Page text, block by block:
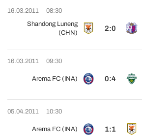
16.03.2011
08:30
Shandong Luneng
(CHN)
2:0
16.03.2011 09:30
Arema FC (INA) 0:4
05.04.2011 10:30
Arema FC (INA) 1:1